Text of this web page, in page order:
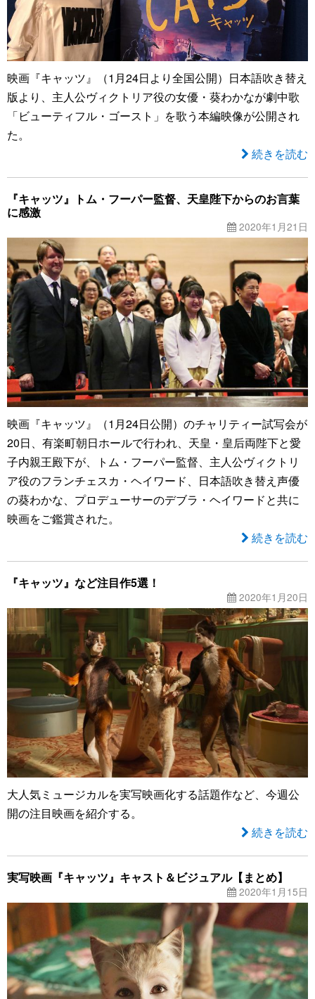
映画『キャッツ』（1月24日より全国公開）日本語吹き替え
版より、主人公ヴィクトリア役の女優・葵わかなが劇中歌
「ビューティフル・ゴースト」を歌う本編映像が公開され
た。
続きを読む
『キャッツ』トム・フーパー監督、天皇陛下からのお言葉
に感激
2020年1月21日
映画『キャッツ』（1月24日公開）のチャリティー試写会が
20日、有楽町朝日ホールで行われ、天皇・皇后両陛下と愛
子内親王殿下が、トム・フーパー監督、主人公ヴィクトリ
ア役のフランチェスカ・ヘイワード、日本語吹き替え声優
の葵わかな、プロデューサーのデブラ・ヘイワードと共に
映画をご鑑賞された。
続きを読む
『キャッツ』など注目作5選！
2020年1月20日
大人気ミュージカルを実写映画化する話題作など、今週公
開の注目映画を紹介する。
続きを読む
実写映画『キャッツ』キャスト＆ビジュアル【まとめ】
2020年1月15日